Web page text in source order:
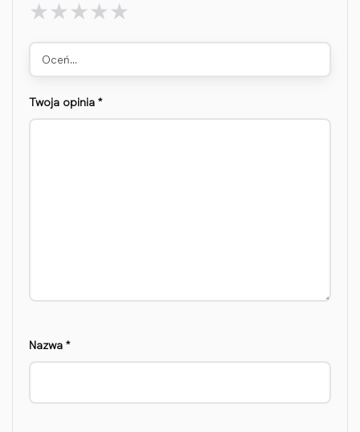
Oceń…
Twoja opinia *
Nazwa *